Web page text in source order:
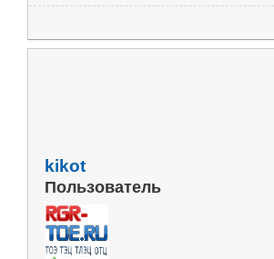
kikot
Пользователь